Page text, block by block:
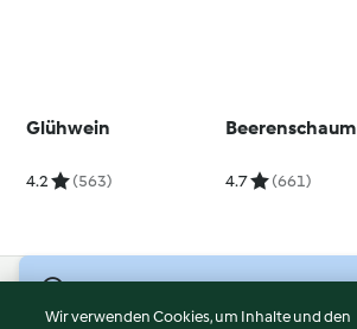
Glühwein
4.2 (563)
Beerenschaum
4.7 (661)
Wir verwenden Cookies, um Inhalte und den